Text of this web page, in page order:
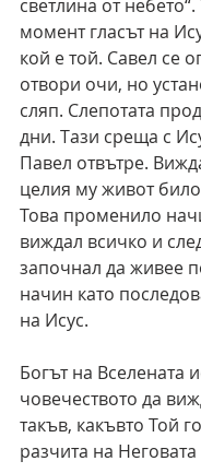
светлина от
момент гласът на
кой е той. Савел се
отвори очи, но
сляп. Слепотата
дни. Тази среща с
Павел отвътре.
целия му живот
Това променило
виждал всичко и
започнал да живее
начин като
на Исус.
Богът на Вселената
човечеството да
такъв, какъвто Той
разчита на